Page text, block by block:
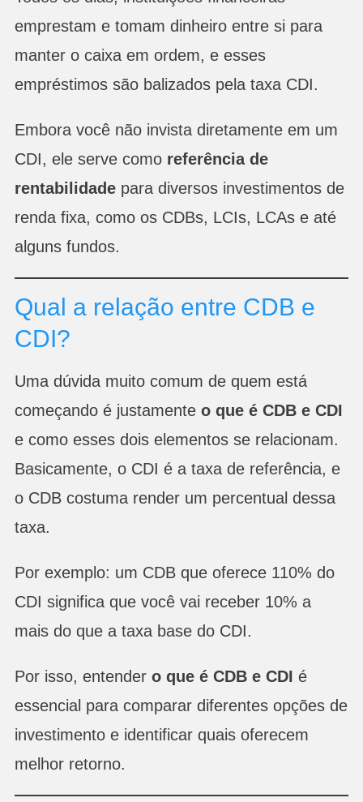
emprestam e tomam dinheiro entre si para
manter o caixa em ordem, e esses
empréstimos são balizados pela taxa CDI.
Embora você não invista diretamente em um
CDI, ele serve como referência de
rentabilidadepara diversos investimentos de
renda fixa, como os CDBs, LCIs, LCAs e até
alguns fundos.
Qual a relação entre CDB e
CDI?
Uma dúvida muito comum de quem está
começando é justamente o que é CDB e CDI
e como esses dois elementos se relacionam.
Basicamente, o CDI é a taxa de referência, e
o CDB costuma render um percentual dessa
taxa.
Por exemplo: um CDB que oferece 110% do
CDI significa que você vai receber 10% a
mais do que a taxa base do CDI.
Por isso, entender o que é CDB e CDI é
essencial para comparar diferentes opções de
investimento e identificar quais oferecem
melhor retorno.